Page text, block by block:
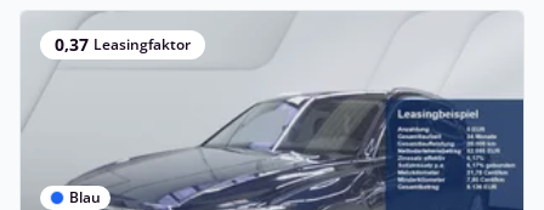
0,37 Leasingfaktor
Blau